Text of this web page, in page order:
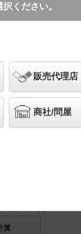
でご了承ください
算
ください。
販売代理店
商社/問屋